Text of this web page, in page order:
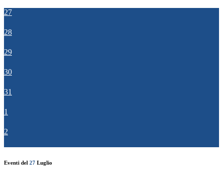
27
28
29
30
31
1
2
Eventi del 27 Luglio